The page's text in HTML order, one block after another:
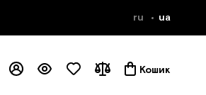
ru ua
Кошик